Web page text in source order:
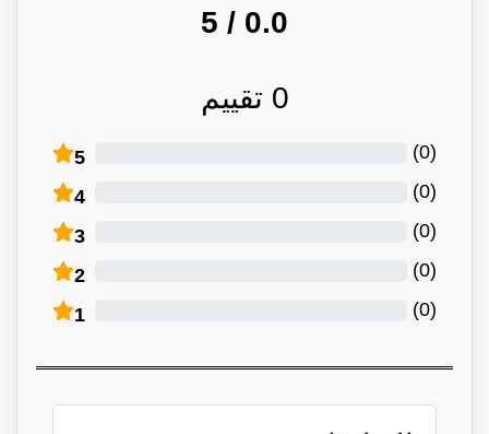
0.0
/ 5
0 تقييم
5 (
0
)
4 (
0
)
3 (
0
)
2 (
0
)
1 (
0
)